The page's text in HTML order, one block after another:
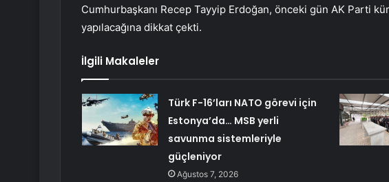
Cumhurbaşkanı Recep Tayyip Erdoğan, önceki gün AK Parti
yapılacağına dikkat çekti.
İlgili Makaleler
Türk F-16’ları NATO görevi için
Estonya’da… MSB yerli
savunma sistemleriyle
güçleniyor
Ağustos 7, 2026